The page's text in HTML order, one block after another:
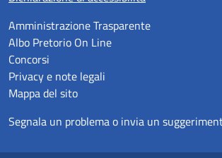
Amministrazione Trasparente
Albo Pretorio On Line
Concorsi
Privacy e note legali
Mappa del sito
Segnala un problema o invia un